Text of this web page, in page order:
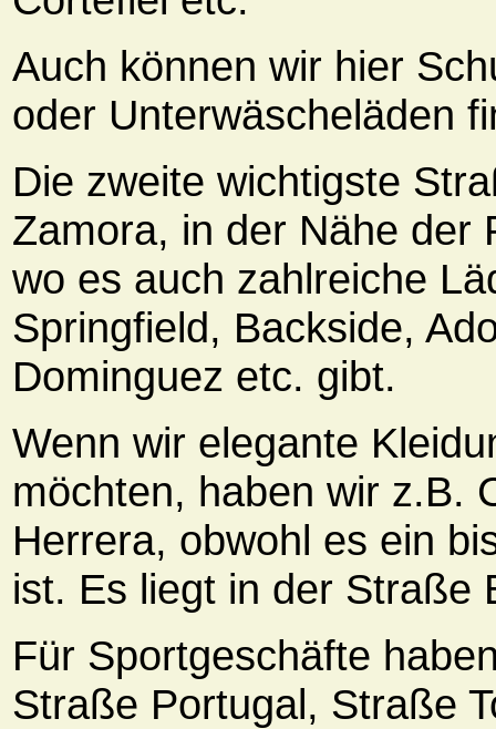
Auch können wir hier
oder Unterwäscheläden
Die zweite wichtigste
Zamora, in der Nähe der
wo es auch zahlreiche
Springfield, Backside,
Dominguez etc. gibt.
Wenn wir elegante
möchten, haben wir z.B.
Herrera, obwohl es ein
ist. Es liegt in der Straße
Für Sportgeschäfte
Straße Portugal, Straße